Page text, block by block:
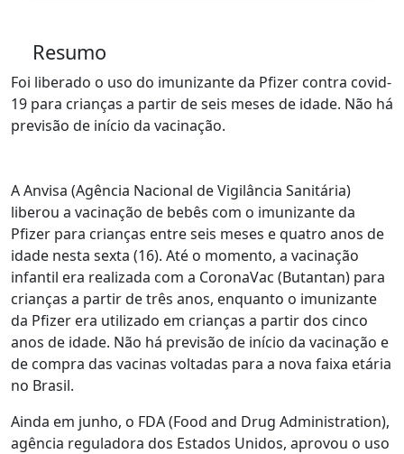
Resumo
Foi liberado o uso do imunizante da Pfizer contra covid-
19 para crianças a partir de seis meses de idade. Não há
previsão de início da vacinação.
A Anvisa (Agência Nacional de Vigilância Sanitária)
liberou a vacinação de bebês com o imunizante da
Pfizer para crianças entre seis meses e quatro anos de
idade nesta sexta (16). Até o momento, a vacinação
infantil era realizada com a CoronaVac (Butantan) para
crianças a partir de três anos, enquanto o imunizante
da Pfizer era utilizado em crianças a partir dos cinco
anos de idade. Não há previsão de início da vacinação e
de compra das vacinas voltadas para a nova faixa etária
no Brasil.
Ainda em junho, o FDA (Food and Drug Administration),
agência reguladora dos Estados Unidos, aprovou o uso